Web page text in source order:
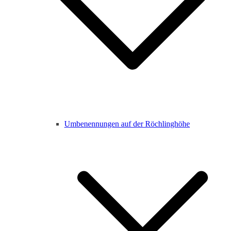
Umbenennungen auf der Röchlinghöhe